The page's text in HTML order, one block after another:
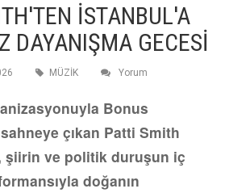
İSTANBUL'A
DAYANIŞMA GECESİ
MÜZİK Yorum
Bonus
çıkan Patti Smith
şiirin ve politik duruşun iç
doğanın